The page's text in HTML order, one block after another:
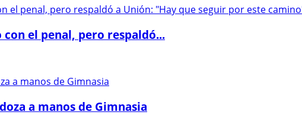
el penal, pero respaldó...
a manos de Gimnasia